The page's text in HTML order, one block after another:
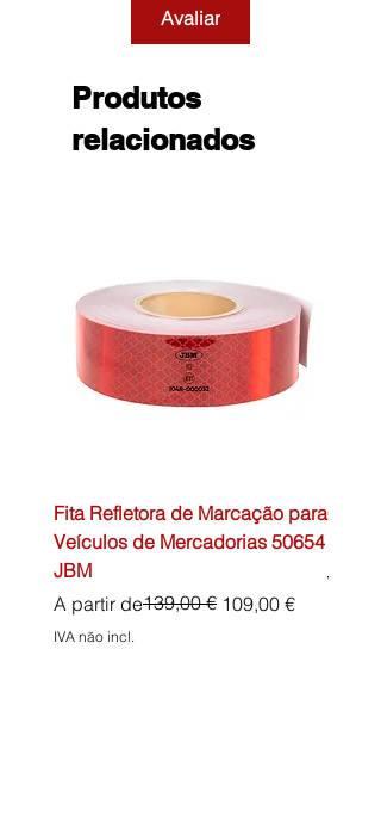
Avaliar
Produtos
relacionados
Fita Refletora de Marcação para
Veículos de Mercadorias 50654
JBM
A partir de
Preço normal139,00 € 109,00 €
Preço promocional
IVA não incl.
Preço
45,00 €